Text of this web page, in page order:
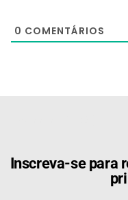
0 COMENTÁRIOS
Inscreva-se para